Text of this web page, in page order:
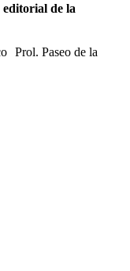
editorial de la
Prol. Paseo de la